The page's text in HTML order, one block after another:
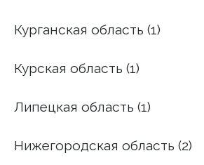
Курганская область (1)
Курская область (1)
Липецкая область (1)
Нижегородская область (2)